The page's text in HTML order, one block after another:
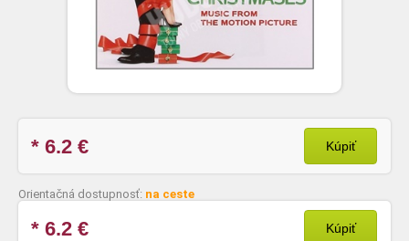
* 6.2 € Kúpiť
Orientačná dostupnosť: na ceste
* 6.2 € Kúpiť